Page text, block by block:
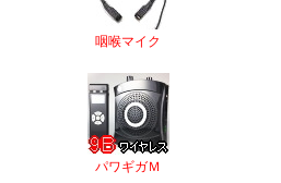
咽喉マイク
パワギガＭ